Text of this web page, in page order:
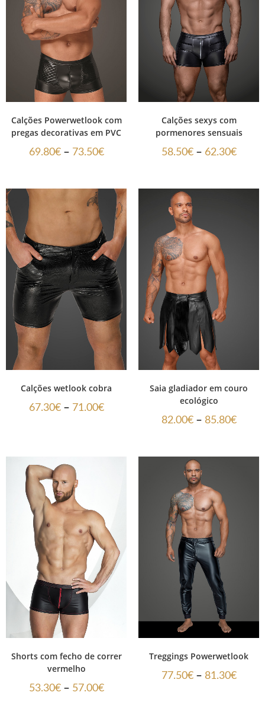
Calções Powerwetlook com
pregas decorativas em PVC
69.80€ – 73.50€
Calções sexys com
pormenores sensuais
58.50€ – 62.30€
Calções wetlook cobra
67.30€ – 71.00€
Saia gladiador em couro
ecológico
82.00€ – 85.80€
Shorts com fecho de correr
vermelho
53.30€ – 57.00€
Treggings Powerwetlook
77.50€ – 81.30€